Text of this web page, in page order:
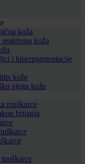
koža
koža
i hiperpigmentacije
kože
njega kože
muškarce
brijanja